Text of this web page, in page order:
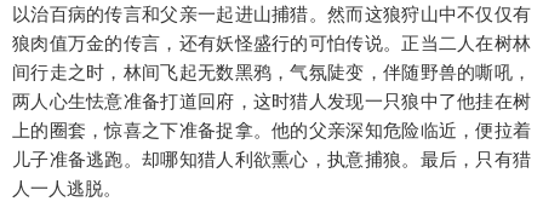
以治百病的传言和父亲一起进山捕猎。然而这狼狩山中不仅仅有
狼肉值万金的传言，还有妖怪盛行的可怕传说。正当二人在树林
间行走之时，林间飞起无数黑鸦，气氛陡变，伴随野兽的嘶吼，
两人心生怯意准备打道回府，这时猎人发现一只狼中了他挂在树
上的圈套，惊喜之下准备捉拿。他的父亲深知危险临近，便拉着
儿子准备逃跑。却哪知猎人利欲熏心，执意捕狼。最后，只有猎
人一人逃脱。